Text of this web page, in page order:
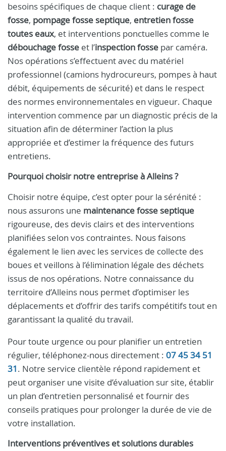
besoins spécifiques de chaque client : curage de
fosse, pompage fosse septique, entretien fosse
toutes eaux, et interventions ponctuelles comme le
débouchage fosse et l’inspection fosse par caméra.
Nos opérations s’effectuent avec du matériel
professionnel (camions hydrocureurs, pompes à haut
débit, équipements de sécurité) et dans le respect
des normes environnementales en vigueur. Chaque
intervention commence par un diagnostic précis de la
situation afin de déterminer l’action la plus
appropriée et d’estimer la fréquence des futurs
entretiens.
Pourquoi choisir notre entreprise à Alleins ?
Choisir notre équipe, c’est opter pour la sérénité :
nous assurons une maintenance fosse septique
rigoureuse, des devis clairs et des interventions
planifiées selon vos contraintes. Nous faisons
également le lien avec les services de collecte des
boues et veillons à l’élimination légale des déchets
issus de nos opérations. Notre connaissance du
territoire d’Alleins nous permet d’optimiser les
déplacements et d’offrir des tarifs compétitifs tout en
garantissant la qualité du travail.
Pour toute urgence ou pour planifier un entretien
régulier, téléphonez-nous directement : 07 45 34 51
31. Notre service clientèle répond rapidement et
peut organiser une visite d’évaluation sur site, établir
un plan d’entretien personnalisé et fournir des
conseils pratiques pour prolonger la durée de vie de
votre installation.
Interventions préventives et solutions durables